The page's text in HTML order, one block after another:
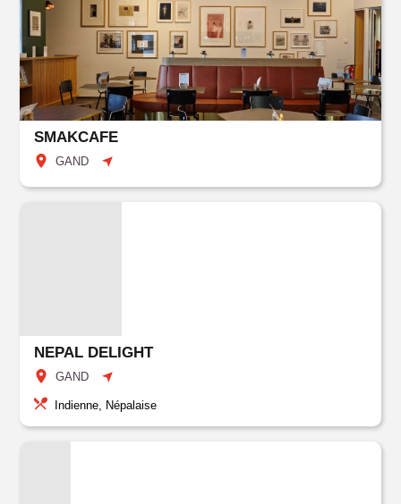
SMAKCAFE
GAND
NEPAL DELIGHT
GAND
Indienne, Népalaise